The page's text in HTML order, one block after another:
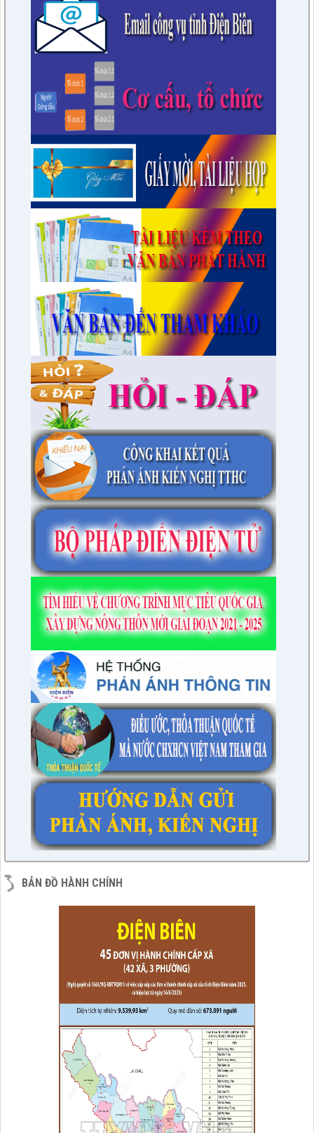
1690/QĐ-UBND
Phê duyệt quy trình nội bộ giải quyết thủ tục hành chính được
thay thế trong lĩnh vực Hoạt động xây dựng thuộc phạm vi
chức năng quản lý của Sở Xây dựng tỉnh Điện Biên.
lượt xem: 17 | lượt tải:14
1674/QĐ-UBND
Về việc công bố Danh mục thủ tục hành chính mới ban hành
và bị bãi bỏ trong lĩnh vực hoạt động khoa học và công nghệ
thuộc phạm vi chức năng quản lý của Sở Khoa học và Công
nghệ tỉnh Điện Biên
lượt xem: 16 | lượt tải:8
1671/QĐ-UBND
Về việc công bố Danh mục thủ tục hành chính mới ban hành;
được sửa đổi, bổ sung trong lĩnh vực Phát thanh truyền hình
và thông tin điện tử thuộc phạm vi chức năng quản lý của Sở
Văn hóa, Thể thao và Du lịch tỉnh Điện Biên.
lượt xem: 35 | lượt tải:8
1657/QĐ-UND
Về việc công bố Danh mục thủ tục hành chính bị bãi bỏ trong
lĩnh vực nông nghiệp thuộc phạm vi chức năng quản lý của
Sở Nông nghiệp và Môi trường tỉnh Điện Biên
lượt xem: 23 | lượt tải:10
1656/QĐ-UBND
Về việc công bố Danh mục thủ tục hành chính được sửa đổi,
bổ sung, thay thế, bãi bỏ trong lĩnh vực Hàng hải và đường
thủy nội địa thuộc phạm vi chức năng quản lý của Sở Xây
dựng tỉnh Điện Biên.
lượt xem: 23 | lượt tải:21
BẢN ĐỒ HÀNH CHÍNH